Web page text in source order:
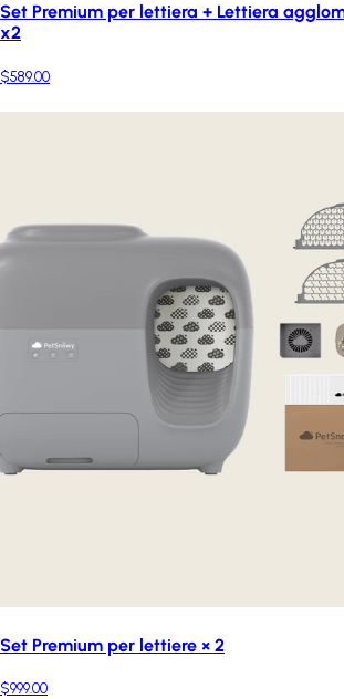
Set Premium per lettiera + Lettiera
x2
$589.00
Set Premium per lettiere × 2
$999.00